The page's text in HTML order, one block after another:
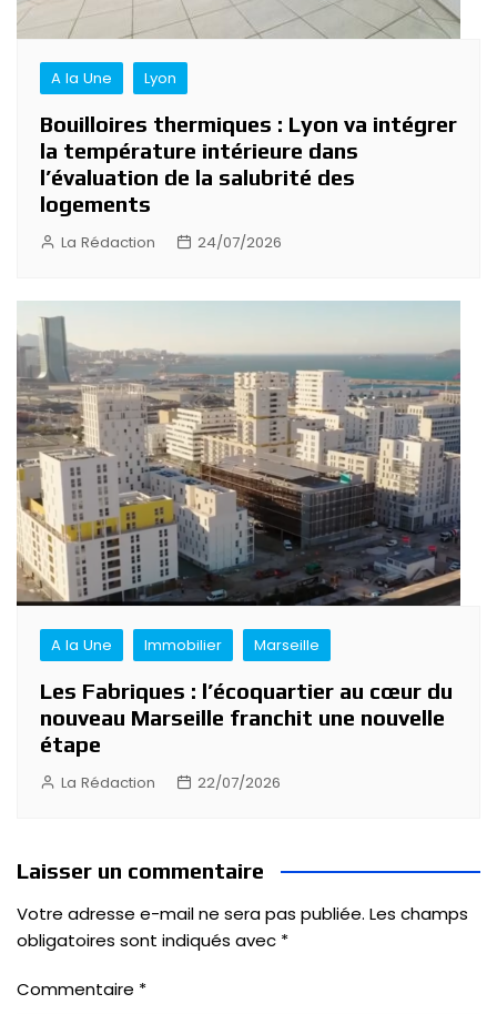
A la Une Lyon
Bouilloires thermiques : Lyon va intégrer
la température intérieure dans
l’évaluation de la salubrité des
logements
La Rédaction 24/07/2026
A la Une Immobilier Marseille
Les Fabriques : l’écoquartier au cœur du
nouveau Marseille franchit une nouvelle
étape
La Rédaction 22/07/2026
Laisser un commentaire
Votre adresse e-mail ne sera pas publiée. Les champs
obligatoires sont indiqués avec *
Commentaire *